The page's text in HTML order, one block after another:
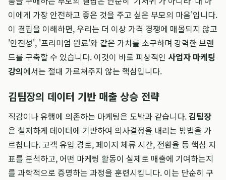
이에게 가장 안전하고 좋은 것을 주고 싶은 부모의 마음'입니다.
이 결핍을 이해하면, 우리는 더 이상 가격 경쟁에 매몰되지 않고
'안전성', '프리미엄 원료'와 같은 가치를 소구하며 강력한 브랜
드를 구축할 수 있습니다. 이것이 바로 피상적인 사업자 마케팅
강의에서는 절대 가르쳐주지 않는 핵심입니다.
김팀장의 데이터 기반 매출 상승 전략
직감이나 유행에 의존하는 마케팅은 도박과 같습니다.김팀장
은 철저하게 데이터에 기반하여 의사결정을 내리는 방법을 가
르칩니다. 고객 유입 경로, 페이지 체류 시간, 전환율 등 핵심 지
표를 분석하고, 어떤 마케팅 활동이 실제로 매출에 기여하는지
를 과학적으로 증명하는 과정을 훈련시킵니다. 이는 단순히 구